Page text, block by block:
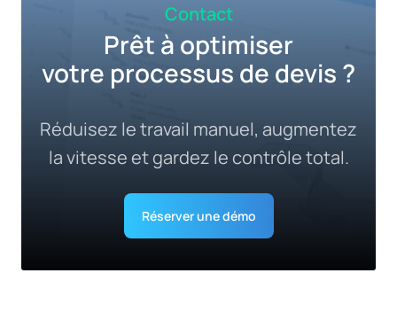
Contact
Prêt à optimiser
votre processus de devis ?
Réduisez le travail manuel, augmentez
la vitesse et gardez le contrôle total.
Réserver une démo